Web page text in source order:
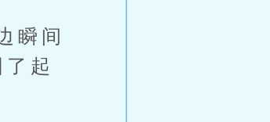
瞬间
起